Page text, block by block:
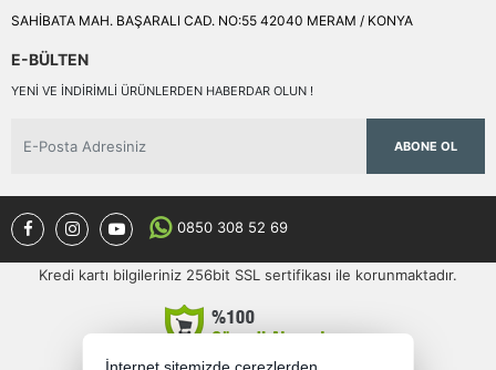
SAHİBATA MAH. BAŞARALI CAD. NO:55 42040 MERAM / KONYA
E-BÜLTEN
YENI VE INDIRIMLI ÜRÜNLERDEN HABERDAR OLUN !
ABONE OL
0850 308 52 69
Kredi kartı bilgileriniz 256bit SSL sertifikası ile korunmaktadır.